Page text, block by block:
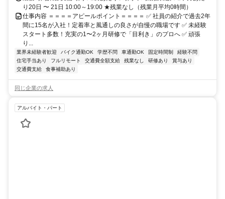
り20日 〜 21日 10:00～19:00 ★残業なし（残業月平均0時間）
仕事内容 ＝＝＝＝アピールポイント＝＝＝＝ ✅ 社員の紹介で過去2年
間に15名が入社！定着率と風通しの良さが自慢の職場です ✅ 未経験
スタート多数！充実の1〜2ヶ月研修で「目利き」のプロへ ✅ 頑張
り...
業界未経験者歓迎 バイク通勤OK 学歴不問 車通勤OK 固定時間制
経験不問
住宅手当あり
フルリモート 交通費全額支給 残業なし 研修あり
賞与あり
交通費支給
食事補助あり
同じ企業の求人
アルバイト・パート